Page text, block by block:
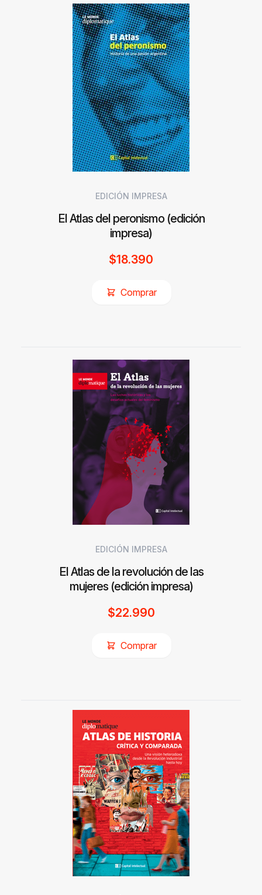
EDICIÓN IMPRESA
El Atlas del peronismo (edición
impresa)
$18.390
Comprar
EDICIÓN IMPRESA
El Atlas de la revolución de las
mujeres (edición impresa)
$22.990
Comprar